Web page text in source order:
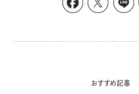
おすすめ記事